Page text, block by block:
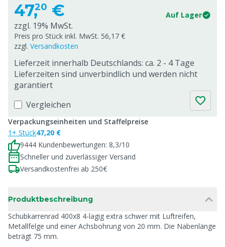
47,20 € Auf Lager
zzgl. 19% MwSt.
Preis pro Stück inkl. MwSt. 56,17 €
zzgl. Versandkosten
Lieferzeit innerhalb Deutschlands: ca. 2 - 4 Tage
Lieferzeiten sind unverbindlich und werden nicht
garantiert
Vergleichen
Verpackungseinheiten und Staffelpreise
1+ Stück47,20 €
9444 Kundenbewertungen: 8,3/10
Schneller und zuverlässiger Versand
Versandkostenfrei ab 250€
Produktbeschreibung
Schubkarrenrad 400x8 4-lagig extra schwer mit Luftreifen,
Metallfelge und einer Achsbohrung von 20 mm. Die Nabenlänge
beträgt 75 mm.